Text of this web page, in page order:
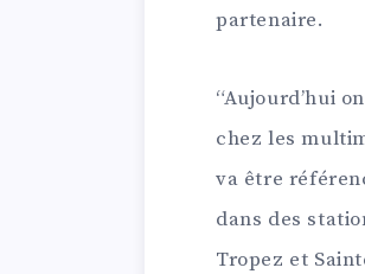
partenaire.
“Aujourd’hui
chez les
va être
dans des
Tropez et